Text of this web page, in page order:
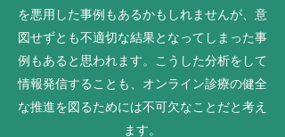
を悪用した事例もあるかもしれませんが、意
図せずとも不適切な結果となってしまった事
例もあると思われます。こうした分析をして
情報発信することも、オンライン診療の健全
な推進を図るためには不可欠なことだと考え
ます。